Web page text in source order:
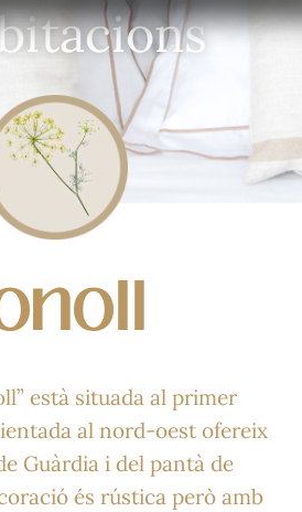
està situada al primer
al nord-oest ofereix
Guàrdia i del pantà de
és rústica però amb